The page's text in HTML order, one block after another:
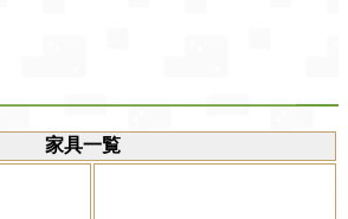
家具一覧